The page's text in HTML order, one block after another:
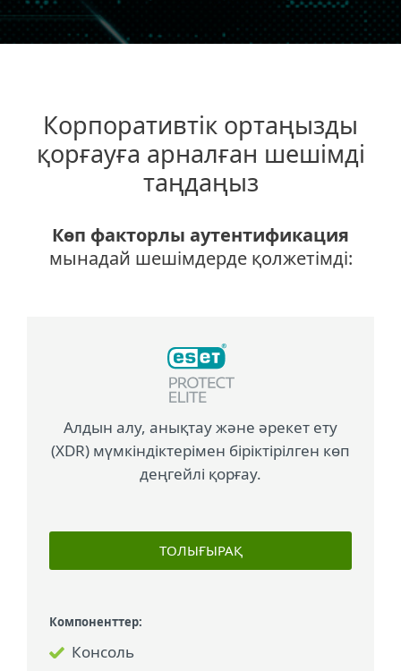
Корпоративтік ортаңызды
қорғауға арналған шешімді
таңдаңыз
Көп факторлы аутентификация
мынадай шешімдерде қолжетімді:
Алдын алу, анықтау және әрекет ету
(XDR) мүмкіндіктерімен біріктірілген көп
деңгейлі қорғау.
ТОЛЫҒЫРАҚ
Компоненттер:
Консоль